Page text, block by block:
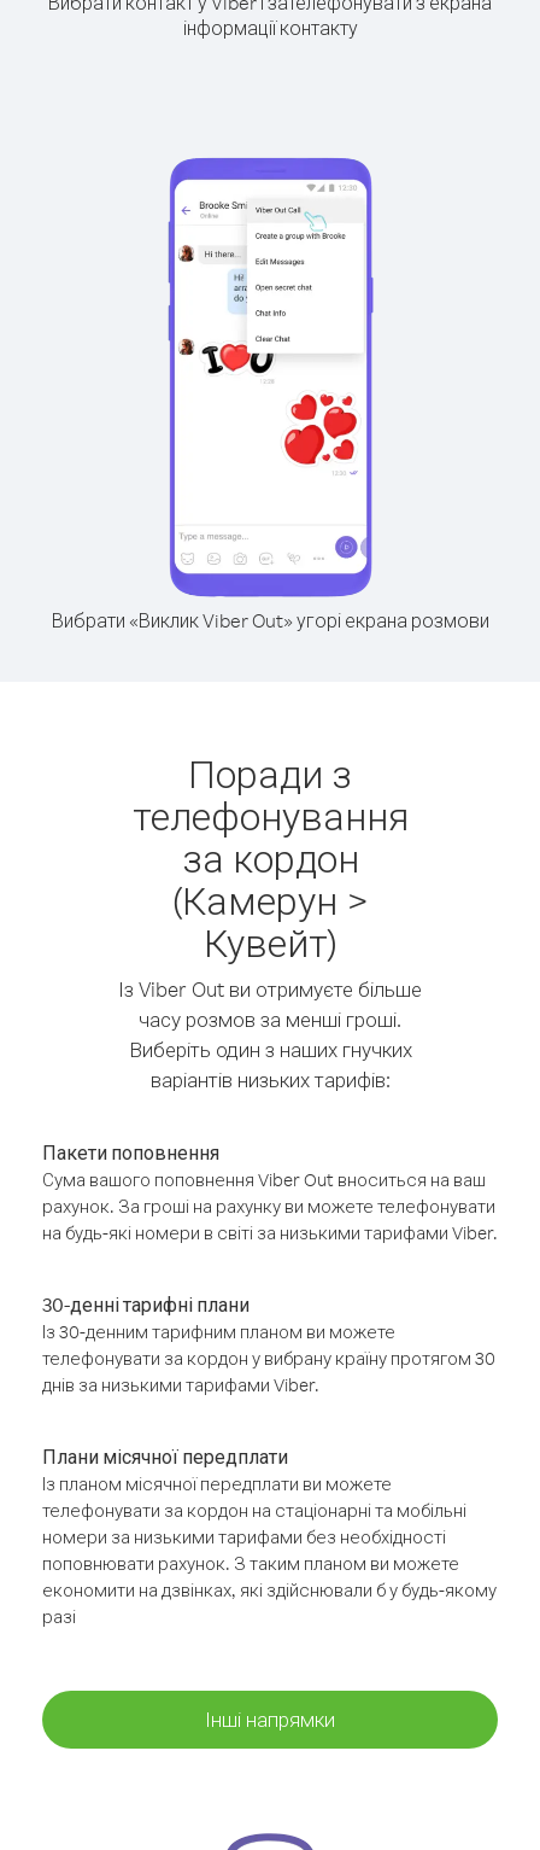
інформації контакту
Вибрати «Виклик Viber Out» угорі екрана розмови
Поради з
телефонування
за кордон
(Камерун >
Кувейт)
Із Viber Out ви отримуєте більше
часу розмов за менші гроші.
Виберіть один з наших гнучких
варіантів низьких тарифів:
Пакети поповнення
Сума вашого поповнення Viber Out вноситься на ваш
рахунок. За гроші на рахунку ви можете телефонувати
на будь-які номери в світі за низькими тарифами Viber.
30-денні тарифні плани
Із 30-денним тарифним планом ви можете
телефонувати за кордон у вибрану країну протягом 30
днів за низькими тарифами Viber.
Плани місячної передплати
Із планом місячної передплати ви можете
телефонувати за кордон на стаціонарні та мобільні
номери за низькими тарифами без необхідності
поповнювати рахунок. З таким планом ви можете
економити на дзвінках, які здійснювали б у будь-якому
разі
Інші напрямки